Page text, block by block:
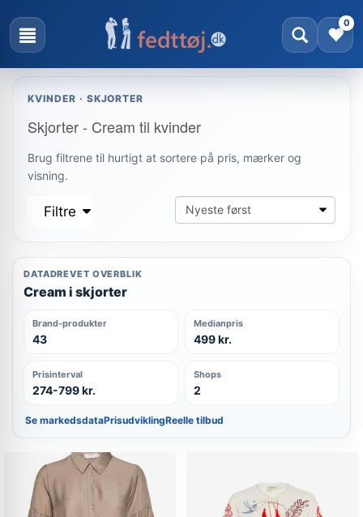
0
KVINDER · SKJORTER
Skjorter - Cream til kvinder
Brug filtrene til hurtigt at sortere på pris, mærker og
visning.
Filtre
DATADREVET OVERBLIK
Cream i skjorter
Brand-produkter
43
Medianpris
499 kr.
Prisinterval
274-799 kr.
Shops
2
Se markedsdataPrisudviklingReelle tilbud